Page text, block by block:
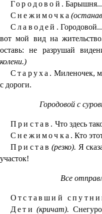
Городовой.
Снежимочка
Славодей.
вот мой вид на
оставь: не разрушай
колени.)
Старуха. Миленочек,
с дороги.
Городовой с
Пристав. Что здесь
Снежимочка. Кто
Пристав (резко). Я
участок!
Все
Отставший
Дети (кричат).